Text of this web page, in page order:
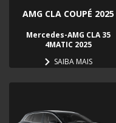
AMG CLA COUPÉ 2025
Mercedes-AMG CLA 35
4MATIC 2025
SAIBA MAIS